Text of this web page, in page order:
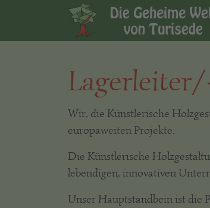
Wir, die Künstlerische
europaweiten Projekte.
Die Künstlerische
lebendigen, innovativen
Unser Hauptstandbein ist die